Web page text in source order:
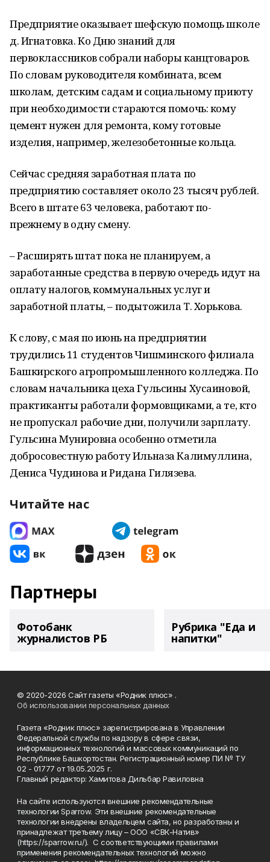
Предприятие оказывает шефскую помощь школе
д. Игнатовка. Ко Дню знаний для
первоклассников собрали наборы канцтоваров.
По словам руководителя комбината, всем
школам, детским садам и социальному приюту
при необходимости стараются помочь: кому
цемент нужен для ремонта, кому готовые
изделия, например, железобетонные кольца.
Сейчас средняя заработная плата по
предприятию составляет около 23 тысяч рублей.
Всего в штате 63 человека, работают по-
прежнему в одну смену.
– Расширять штат пока не планируем, а
заработанные средства в первую очередь идут на
оплату налогов, коммунальных услуг и
заработной платы, – подытожила Т. Хорькова.
К слову, с мая по июнь на предприятии
трудились 11 студентов Чишминского филиала
Башкирского агропромышленного колледжа. По
словам начальника цеха Гульсины Хусаиновой,
практиканты работали формовщиками, а те, кто
не пропускал рабочие дни, получили зарплату.
Гульсина Мунировна особенно отметила
добросовестную работу Ильназа Калимуллина,
Дениса Чудинова и Ридана Гилязева.
Читайте нас
Партнеры
Фотобанк
журналистов РБ
Рубрика "Еда и
напитки"
© 2020-2026 Сайт газеты «Родник плюс» .
Об использовании персональных данных
Газета «Родник плюс» зарегистрирована в Управлении
Федеральной службы по надзору в сфере связи,
информационных технологий и массовых коммуникаций по
Республике Башкортостан. Регистрационный номер ПИ № ТУ
02 - 01777 от 19.05.2025 г.
Главный редактор: Хамитова Дильбар Равиловна
На сайте используются внешние рекомендательные
технологии Sparrow. Эти внешние рекомендательные
технологии внедрены владельцем сайта, но разработаны и
принадлежат третьему лицу – ООО «СВК-Натив»
(https://sparrow.ru/). С соответствующими правилами
применения рекомендательных технологий можно